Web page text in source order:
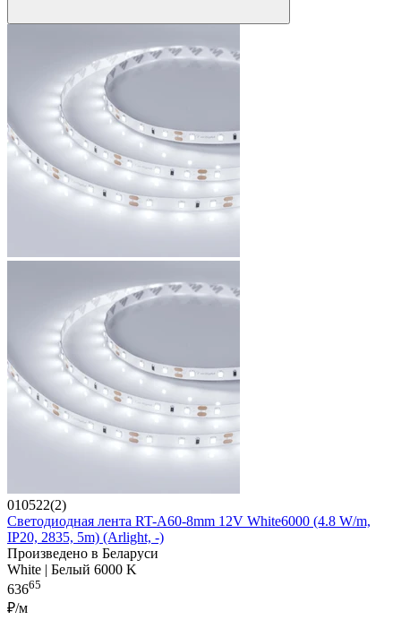
010522(2)
Светодиодная лента RT-A60-8mm 12V White6000 (4.8 W/m,
IP20, 2835, 5m) (Arlight, -)
Произведено в Беларуси
White | Белый 6000 K
63665
₽/м